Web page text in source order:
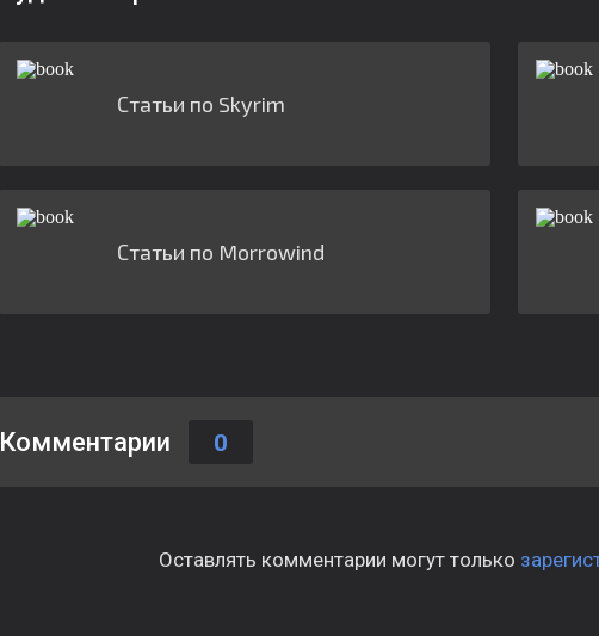
Статьи по Skyrim
Статьи по Morrowind
Комментарии 0
Оставлять комментарии могут только